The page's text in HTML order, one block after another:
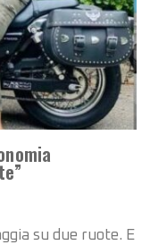
su due ruote. E